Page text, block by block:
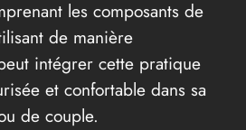
les composants de
de manière
intégrer cette pratique
et confortable dans sa
de couple.